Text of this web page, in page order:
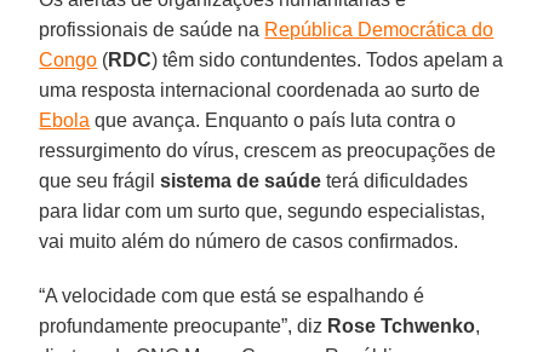
profissionais de saúde na República Democrática do
Congo (RDC) têm sido contundentes. Todos apelam a
uma resposta internacional coordenada ao surto de
Ebola que avança. Enquanto o país luta contra o
ressurgimento do vírus, crescem as preocupações de
que seu frágil sistema de saúde terá dificuldades
para lidar com um surto que, segundo especialistas,
vai muito além do número de casos confirmados.
“A velocidade com que está se espalhando é
profundamente preocupante”, diz Rose Tchwenko,